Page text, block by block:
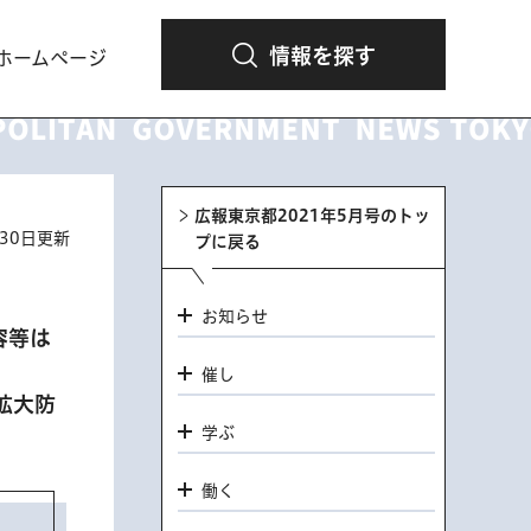
ームページ 情報を探す
日更新
等は
大防
広報東京都2021年5月号のトッ
プに戻る
お知らせ
催し
学ぶ
働く